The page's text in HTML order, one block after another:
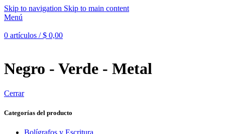
Skip to navigation Skip to main content
Menú
0 artículos / $ 0,00
Negro - Verde - Metal
Cerrar
Categorías del producto